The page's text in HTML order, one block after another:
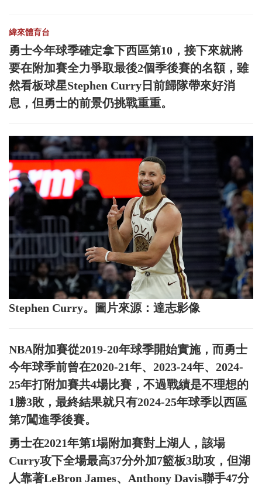
緯來體育台
勇士今年球季確定拿下西區第10，接下來就將
要在附加賽全力爭取最後2個季後賽的名額，雖
然看板球星Stephen Curry日前歸隊帶來好消
息，但勇士的前景仍挑戰重重。
Stephen Curry。圖片來源：達志影像
NBA附加賽從2019-20年球季開始實施，而勇士
今年球季前曾在2020-21年、2023-24年、2024-
25年打附加賽共4場比賽，不過戰績是不理想的
1勝3敗，最終結果就只有2024-25年球季以西區
第7闖進季後賽。
勇士在2021年第1場附加賽對上湖人，該場
Curry攻下全場最高37分外加7籃板3助攻，但湖
人靠著LeBron James、Anthony Davis聯手47分